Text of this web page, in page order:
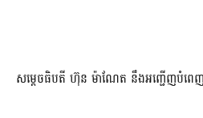
សម្តេចធិបតី ហ៊ុន ម៉ាណែត នឹងអញ្ជើញបំពេញ